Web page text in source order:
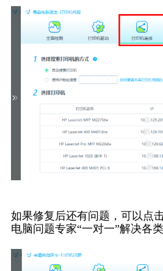
如果修复后还有问题，可以点
电脑问题专家“一对一”解决各